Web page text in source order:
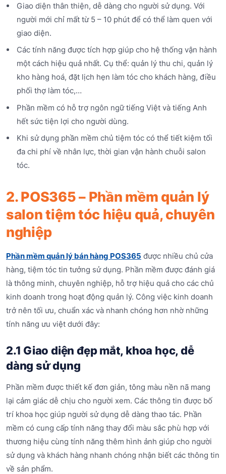
Giao diện thân thiện, dễ dàng cho người sử dụng. Với
người mới chỉ mất từ 5 – 10 phút để có thể làm quen với
giao diện.
Các tính năng được tích hợp giúp cho hệ thống vận hành
một cách hiệu quả nhất. Cụ thể: quản lý thu chi, quản lý
kho hàng hoá, đặt lịch hẹn làm tóc cho khách hàng, điều
phối thợ làm tóc,…
Phần mềm có hỗ trợ ngôn ngữ tiếng Việt và tiếng Anh
hết sức tiện lợi cho người dùng.
Khi sử dụng phần mềm chủ tiệm tóc có thể tiết kiệm tối
đa chi phí về nhân lực, thời gian vận hành chuỗi salon
tóc.
2. POS365 – Phần mềm quản lý
salon tiệm tóc hiệu quả, chuyên
nghiệp
Phần mềm quản lý bán hàng POS365 được nhiều chủ cửa
hàng, tiệm tóc tin tưởng sử dụng. Phần mềm được đánh giá
là thông minh, chuyên nghiệp, hỗ trợ hiệu quả cho các chủ
kinh doanh trong hoạt động quản lý. Công việc kinh doanh
trở nên tối ưu, chuẩn xác và nhanh chóng hơn nhờ những
tính năng ưu việt dưới đây:
2.1 Giao diện đẹp mắt, khoa học, dễ
dàng sử dụng
Phần mềm được thiết kế đơn giản, tông màu nền nã mang
lại cảm giác dễ chịu cho người xem. Các thông tin được bố
trí khoa học giúp người sử dụng dễ dàng thao tác. Phần
mềm có cung cấp tính năng thay đổi màu sắc phù hợp với
thương hiệu cùng tính năng thêm hình ảnh giúp cho người
sử dụng và khách hàng nhanh chóng nhận biết các thông tin
về sản phẩm.